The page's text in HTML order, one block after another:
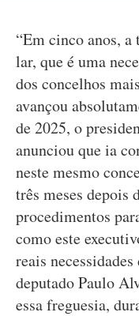
“Em cinco anos, a
lar, que é uma
dos concelhos
avançou
de 2025, o
anunciou que ia
neste mesmo
três meses depois
procedimentos
como este
reais
deputado Paulo
essa freguesia,